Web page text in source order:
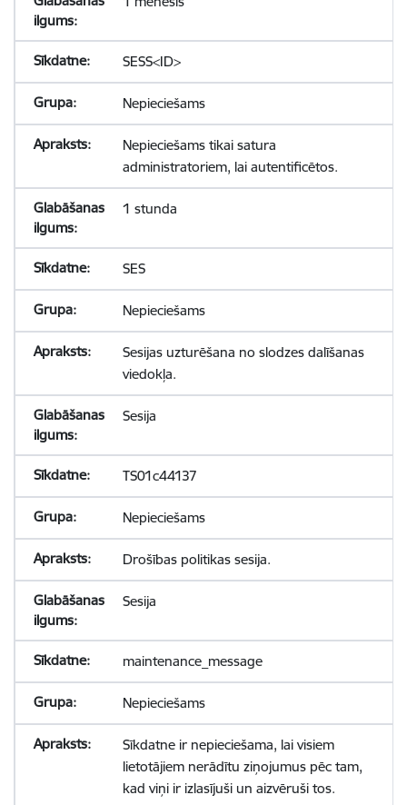
SESS<ID>
Nepieciešams
Nepieciešams tikai satura
administratoriem, lai autentificētos.
1 stunda
SES
Nepieciešams
Sesijas uzturēšana no slodzes dalīšanas
viedokļa.
Sesija
TS01c44137
Nepieciešams
Drošības politikas sesija.
Sesija
maintenance_message
Nepieciešams
Sīkdatne ir nepieciešama, lai visiem
lietotājiem nerādītu ziņojumus pēc tam,
kad viņi ir izlasījuši un aizvēruši tos.